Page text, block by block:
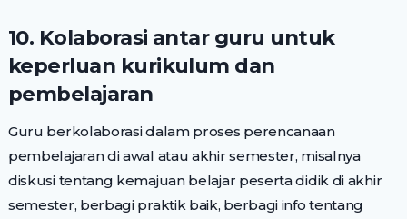
10. Kolaborasi antar guru untuk
keperluan kurikulum dan
pembelajaran
Guru berkolaborasi dalam proses perencanaan
pembelajaran di awal atau akhir semester, misalnya
diskusi tentang kemajuan belajar peserta didik di akhir
semester, berbagi praktik baik, berbagi info tentang